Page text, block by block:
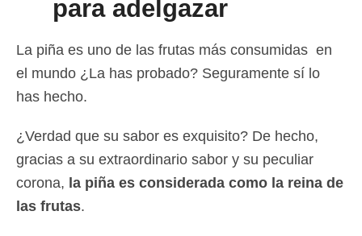
para adelgazar
La piña es uno de las frutas más consumidas en
el mundo ¿La has probado? Seguramente sí lo
has hecho.
¿Verdad que su sabor es exquisito? De hecho,
gracias a su extraordinario sabor y su peculiar
corona, la piña es considerada como la reina de
las frutas.